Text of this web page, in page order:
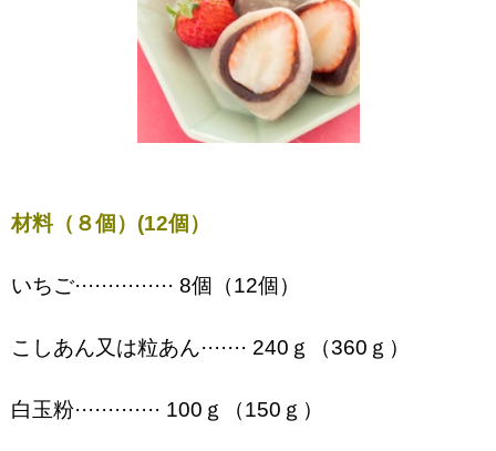
材料（８個）(12個）
いちご··············· 8個（12個）
こしあん又は粒あん······· 240ｇ（360ｇ）
白玉粉············· 100ｇ（150ｇ）